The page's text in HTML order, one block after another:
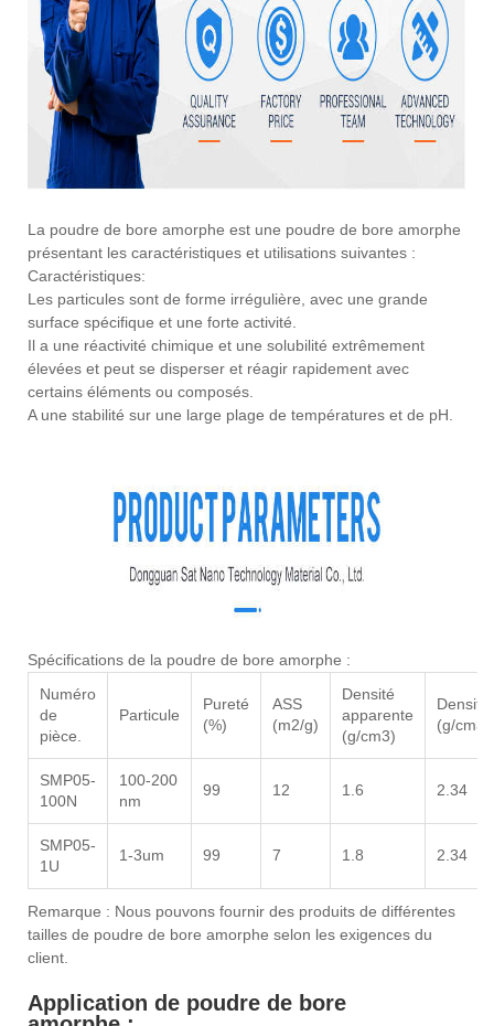
La poudre de bore amorphe est une poudre de bore amorphe
présentant les caractéristiques et utilisations suivantes :
Caractéristiques:
Les particules sont de forme irrégulière, avec une grande
surface spécifique et une forte activité.
Il a une réactivité chimique et une solubilité extrêmement
élevées et peut se disperser et réagir rapidement avec
certains éléments ou composés.
A une stabilité sur une large plage de températures et de pH.
Spécifications de la poudre de bore amorphe :
Numéro
de
pièce.
Particule
Pureté
(%)
ASS
(m2/g)
Densité
apparente
(g/cm3)
Densité
(g/cm3)
SMP05-
100N
100-200
nm
99 12 1.6 2.34
SMP05-
1U
1-3um 99 7 1.8 2.34
Remarque : Nous pouvons fournir des produits de différentes
tailles de poudre de bore amorphe selon les exigences du
client.
Application de poudre de bore